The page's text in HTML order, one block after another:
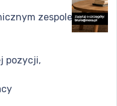
zespole
pozycji,